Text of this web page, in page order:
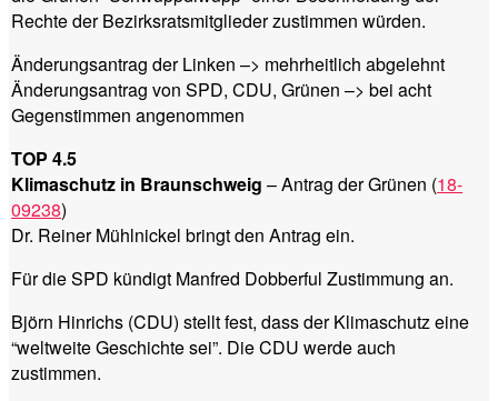
Rechte der Bezirksratsmitglieder zustimmen würden.
Änderungsantrag der Linken –> mehrheitlich abgelehnt
Änderungsantrag von SPD, CDU, Grünen –> bei acht
Gegenstimmen angenommen
TOP 4.5
Klimaschutz in Braunschweig – Antrag der Grünen (18-
09238)
Dr. Reiner Mühlnickel bringt den Antrag ein.
Für die SPD kündigt Manfred Dobberful Zustimmung an.
Björn Hinrichs (CDU) stellt fest, dass der Klimaschutz eine
“weltweite Geschichte sei”. Die CDU werde auch
zustimmen.